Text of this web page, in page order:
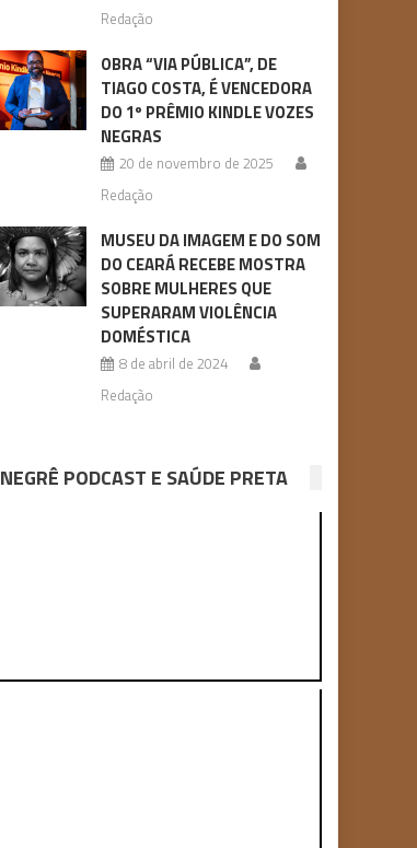
Redação
OBRA “VIA PÚBLICA”, DE
TIAGO COSTA, É VENCEDORA
DO 1º PRÊMIO KINDLE VOZES
NEGRAS
20 de novembro de 2025
Redação
MUSEU DA IMAGEM E DO SOM
DO CEARÁ RECEBE MOSTRA
SOBRE MULHERES QUE
SUPERARAM VIOLÊNCIA
DOMÉSTICA
8 de abril de 2024
Redação
NEGRÊ PODCAST E SAÚDE PRETA